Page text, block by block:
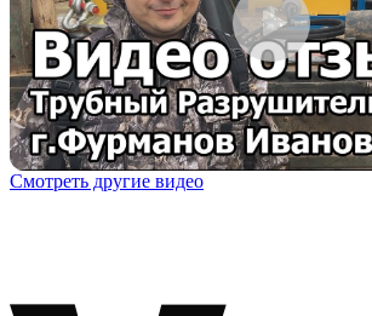
Смотреть другие видео